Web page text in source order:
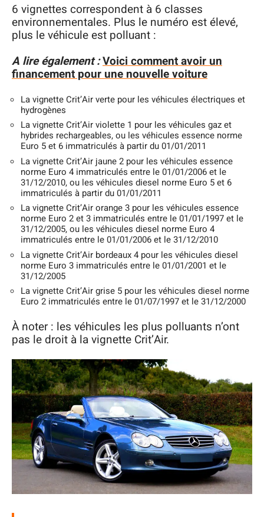
6 vignettes correspondent à 6 classes
environnementales. Plus le numéro est élevé,
plus le véhicule est polluant :
A lire également :Voici comment avoir un
financement pour une nouvelle voiture
La vignette Crit’Air verte pour les véhicules électriques et
hydrogènes
La vignette Crit’Air violette 1 pour les véhicules gaz et
hybrides rechargeables, ou les véhicules essence norme
Euro 5 et 6 immatriculés à partir du 01/01/2011
La vignette Crit’Air jaune 2 pour les véhicules essence
norme Euro 4 immatriculés entre le 01/01/2006 et le
31/12/2010, ou les véhicules diesel norme Euro 5 et 6
immatriculés à partir du 01/01/2011
La vignette Crit’Air orange 3 pour les véhicules essence
norme Euro 2 et 3 immatriculés entre le 01/01/1997 et le
31/12/2005, ou les véhicules diesel norme Euro 4
immatriculés entre le 01/01/2006 et le 31/12/2010
La vignette Crit’Air bordeaux 4 pour les véhicules diesel
norme Euro 3 immatriculés entre le 01/01/2001 et le
31/12/2005
La vignette Crit’Air grise 5 pour les véhicules diesel norme
Euro 2 immatriculés entre le 01/07/1997 et le 31/12/2000
À noter : les véhicules les plus polluants n’ont
pas le droit à la vignette Crit’Air.